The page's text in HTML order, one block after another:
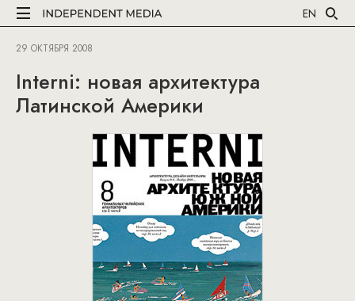
EN
29 ОКТЯБРЯ 2008
Interni: новая архитектура
Латинской Америки